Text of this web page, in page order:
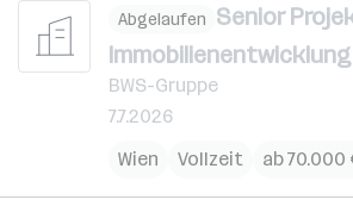
Abgelaufen Senior
Immobilienentwicklung
BWS-Gruppe
7.7.2026
Wien
Vollzeit ab